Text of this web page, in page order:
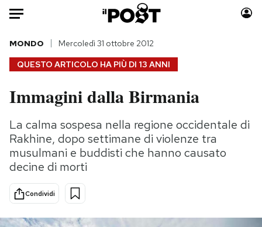
Auto
HOME
Italia
Politica
Tecnologia
Internet
Scienza
Cultura
Economia
Moda
Consumismi
Storie/Idee
Altrecose
QUESTO ARTICOLO HA PIÙ DI 13 ANNI
MONDO Mercoledì 31 ottobre 2012
Immagini dalla Birmania
La calma sospesa nella regione occidentale di
Rakhine, dopo settimane di violenze tra
musulmani e buddisti che hanno causato
decine di morti
Condividi